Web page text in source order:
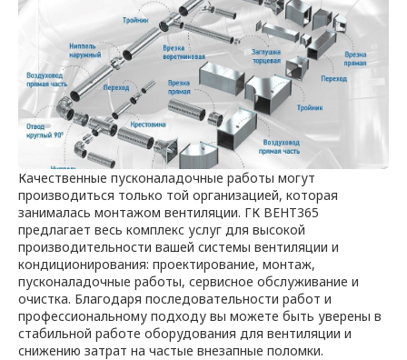
Качественные пусконаладочные работы могут
производиться только той организацией, которая
занималась монтажом вентиляции. ГК ВЕНТ365
предлагает весь комплекс услуг для высокой
производительности вашей системы вентиляции и
кондиционирования: проектирование, монтаж,
пусконаладочные работы, сервисное обслуживание и
очистка. Благодаря последовательности работ и
профессиональному подходу вы можете быть уверены в
стабильной работе оборудования для вентиляции и
снижению затрат на частые внезапные поломки.